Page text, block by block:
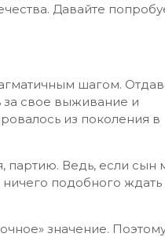
Давайте
шагом.
за свое выживание и
из поколения в
партию. Ведь, если сын
ничего подобного ждать
значение.